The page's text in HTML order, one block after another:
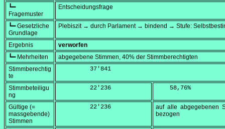
┗━
Fragemuster
Entscheidungsfrage
┗━ Gesetzliche
Grundlage
Plebiszit → durch Parlament → bindend → Stufe:
Ergebnis
verworfen
┗━ Mehrheiten
abgegebene Stimmen, 40% der Stimmberechtigten
Stimmberechtig
te
         37'841
Stimmbeteiligu
ng
         22'236
    58,76
%
Gültige (=
massgebende)
Stimmen
         22'236
auf alle abgegebenen
bezogen